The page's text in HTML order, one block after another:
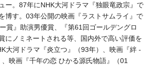
ー。87年にNHK大河ドラマ『独眼竜政宗』で
博す。03年公開の映画『ラストサムライ』で
賞』助演男優賞、『第61回ゴールデングロ
にノミネートされる等、国内外で高い評価を
大河ドラマ『炎立つ』（93年）、映画『絆 -
映画『千年の恋 ひかる源氏物語』（01